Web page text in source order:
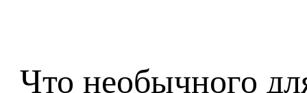
Что необычного